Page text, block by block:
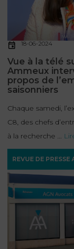
FONCTION
PUBLIQUE
PRÉJUDICE
CORPOREL
DROIT
ÉTRANGERS
ET
DE
DROIT
DE
18-06-2024
Vue à la télé
Ammeux
propos de
saisonniers
Chaque samedi,
C8, des chefs
à la recherche ...
REVUE DE PRESSE